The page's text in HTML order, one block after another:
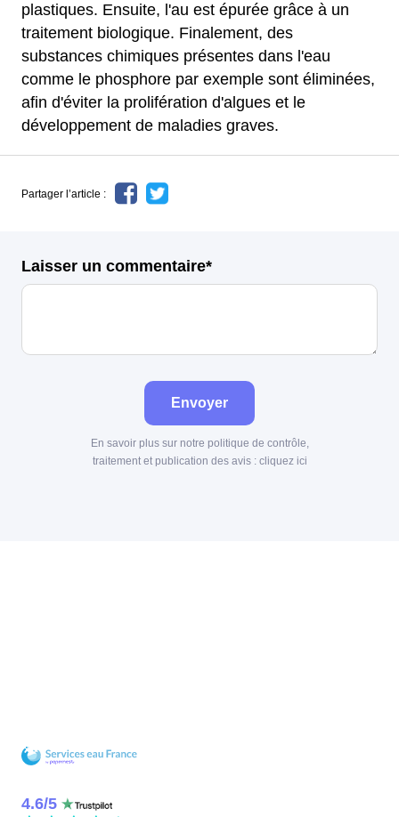
plastiques. Ensuite, l'au est épurée grâce à un
traitement biologique. Finalement, des
substances chimiques présentes dans l'eau
comme le phosphore par exemple sont éliminées,
afin d'éviter la prolifération d'algues et le
développement de maladies graves.
Partager l’article :
Laisser un commentaire*
Envoyer
En savoir plus sur notre politique de contrôle,
traitement et publication des avis : cliquez ici
4.6/5